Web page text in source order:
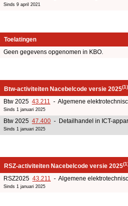
Sinds 9 april 2021
Toelatingen
Geen gegevens opgenomen in KBO.
Btw-activiteiten Nacebelcode versie 2025(1)
Btw 2025 43.211 - Algemene
Sinds 1 januari 2025
Btw 2025 47.400 - Detailhandel in ICT-
Sinds 1 januari 2025
RSZ-activiteiten Nacebelcode versie 2025
RSZ2025 43.211 - Algemene
Sinds 1 januari 2025